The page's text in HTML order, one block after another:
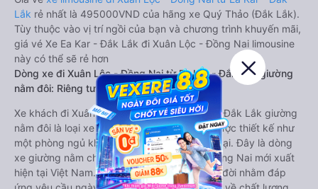
Lắk rẻ nhất là 495000VND của hãng xe Quý Thảo (Đắk Lắk).
Tùy thuộc vào vị trí ngồi của bạn và chương trình khuyến mãi,
giá vé Xe Ea Kar - Đắk Lắk đi Xuân Lộc - Đồng Nai limousine
này có thể sẽ rẻ hơn
Dòng xe đi Xuân Lộc - Đồng Nai từ Ea Kar - Đắk Lắk giường
nằm đôi: Riêng tư, đầy đủ tiện nghi
Xe khách đi Xuân Lộc - Đồng Nai từ Ea Kar - Đắk Lắk giường
nằm đôi là loại xe đặc biệt. Với mỗi giường được thiết kế như
một phòng ngủ khách sạn sang trọng, hiện đại. Đây là dòng
xe giường nằm cho cặp đôi đi Xuân Lộc - Đồng Nai mới xuất
hiện tại Việt Nam. Loại xe giường nằm đôi ra đời nhằm đáp